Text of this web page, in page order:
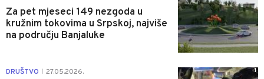
Za pet mjeseci 149 nezgoda u
kružnim tokovima u Srpskoj, najviše
na području Banjaluke
DRUŠTVO 27.05.2026. 1